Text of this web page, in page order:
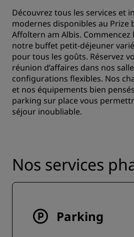
Découvrez tous les services et
modernes disponibles au Prize
Affoltern am Albis. Commencez
notre buffet petit-déjeuner
pour tous les goûts. Réservez
réunion d’affaires dans nos
configurations flexibles. Nos
et nos équipements bien
parking sur place vous
séjour inoubliable.
Nos services
Parking